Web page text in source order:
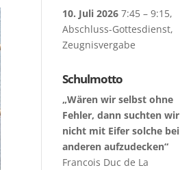
10. Juli 2026 7:45 – 9:15,
Abschluss-Gottesdienst,
Zeugnisvergabe
Schulmotto
„Wären wir selbst ohne
Fehler, dann suchten wir
nicht mit Eifer solche bei
anderen aufzudecken“
Francois Duc de La